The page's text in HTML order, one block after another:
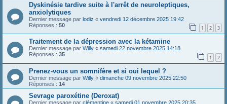
Dyskinésie tardive suite à l'arrêt de neuroleptiques,
anxiolytiques
Dernier message par lodiz « vendredi 12 décembre 2025 19:42
Réponses : 50 1 2 3
Traitement de la dépression avec la kétamine
Dernier message par Willy « samedi 22 novembre 2025 14:18
Réponses : 35 1 2
Prenez-vous un somnifère et si oui lequel ?
Dernier message par Willy « dimanche 09 novembre 2025 22:50
Réponses : 14
Sevrage paroxétine (Deroxat)
Dernier message par clémentine « samedi 01 novembre 2025 20:35